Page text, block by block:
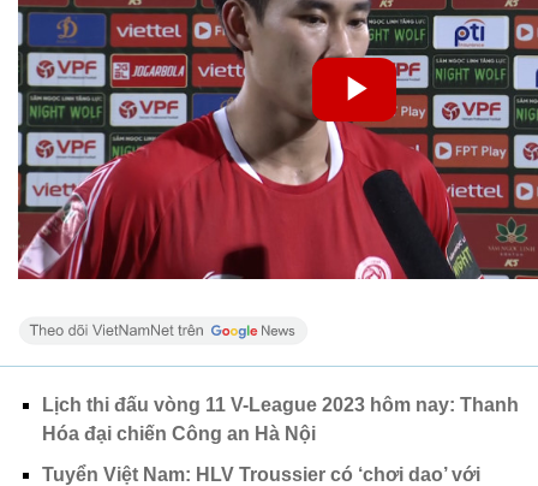
Lịch thi đấu vòng 11 V-League 2023 hôm nay: Thanh
Hóa đại chiến Công an Hà Nội
Tuyển Việt Nam: HLV Troussier có ‘chơi dao’ với